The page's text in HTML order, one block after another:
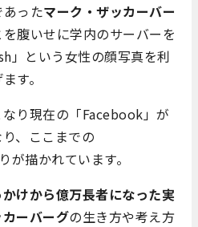
ったマーク・ザッカーバー
腹いせに学内のサーバーを
」という女性の顔写真を利
す。
り現在の「Facebook」が
、ここまでの
が描かれています。
けから億万長者になった実
ーバーグの生き方や考え方